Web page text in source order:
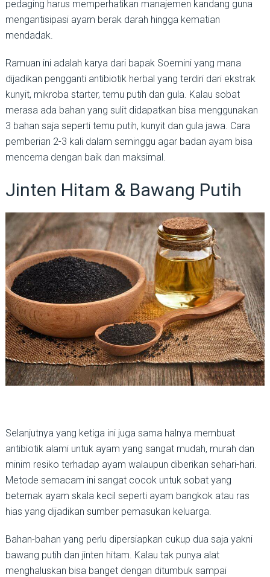
pedaging harus memperhatikan manajemen kandang guna
mengantisipasi ayam berak darah hingga kematian
mendadak.
Ramuan ini adalah karya dari bapak Soemini yang mana
dijadikan pengganti antibiotik herbal yang terdiri dari ekstrak
kunyit, mikroba starter, temu putih dan gula. Kalau sobat
merasa ada bahan yang sulit didapatkan bisa menggunakan
3 bahan saja seperti temu putih, kunyit dan gula jawa. Cara
pemberian 2-3 kali dalam seminggu agar badan ayam bisa
mencerna dengan baik dan maksimal.
Jinten Hitam & Bawang Putih
Selanjutnya yang ketiga ini juga sama halnya membuat
antibiotik alami untuk ayam yang sangat mudah, murah dan
minim resiko terhadap ayam walaupun diberikan sehari-hari.
Metode semacam ini sangat cocok untuk sobat yang
beternak ayam skala kecil seperti ayam bangkok atau ras
hias yang dijadikan sumber pemasukan keluarga.
Bahan-bahan yang perlu dipersiapkan cukup dua saja yakni
bawang putih dan jinten hitam. Kalau tak punya alat
menghaluskan bisa banget dengan ditumbuk sampai